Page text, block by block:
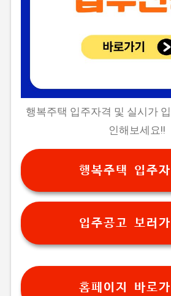
행복주택 입주자격 및 실시가
인해보세요!!
행복주택 입주
입주공고 보러
홈페이지 바로